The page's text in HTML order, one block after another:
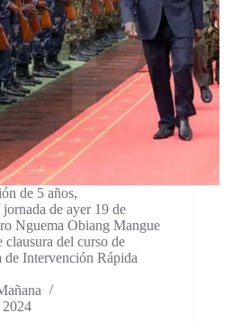
de 5 años,
de ayer 19 de
Nguema Obiang Mangue
clausura del curso de
Intervención Rápida
2024